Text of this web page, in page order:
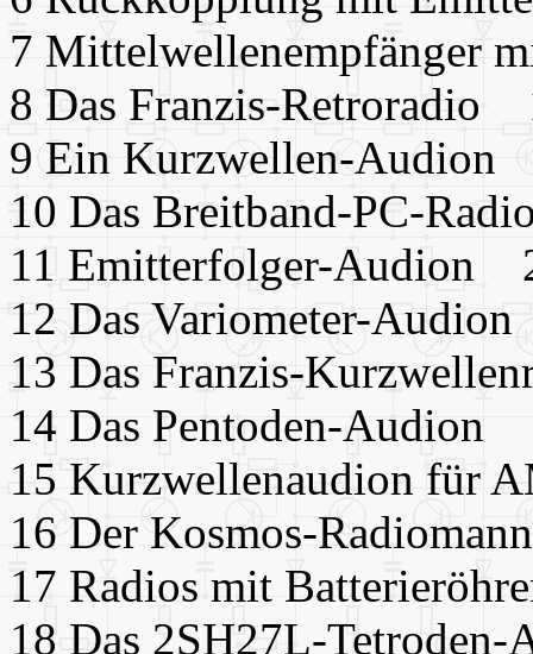
7 Mittelwellenempfänger
8 Das Franzis-Retroradio
9 Ein Kurzwellen-
10 Das Breitband-PC-
11 Emitterfolger-Audion
12 Das Variometer-
13 Das Franzis-
14 Das Pentoden-Audion
15 Kurzwellenaudion für
16 Der Kosmos-
17 Radios mit
18 Das 2SH27L-